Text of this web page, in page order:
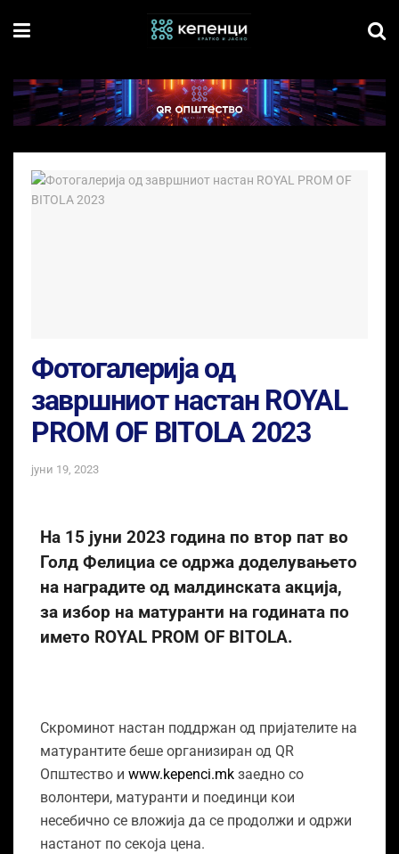
Фотогалерија од
завршниот настан ROYAL
PROM OF BITOLA 2023
јуни 19, 2023
На 15 јуни 2023 година по втор пат во
Голд Фелициа се одржа доделувањето
на наградите од малдинската акција,
за избор на матуранти на годината по
името ROYAL PROM OF BITOLА.
Скроминот настан поддржан од пријателите на
матурантите беше организиран од QR
Општество и www.kepenci.mk заедно со
волонтери, матуранти и поединци кои
несебично се вложија да се продолжи и одржи
настанот по секоја цена.